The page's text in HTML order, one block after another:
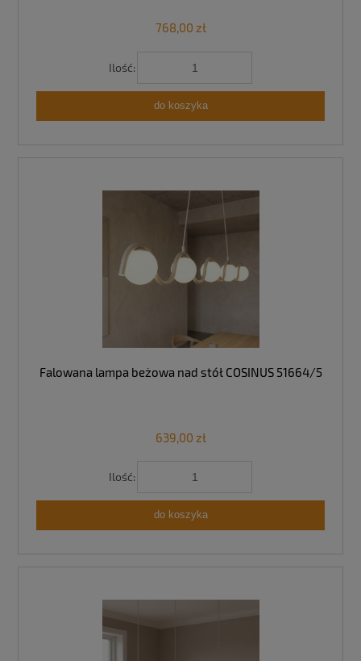
768,00 zł
Ilość:
do koszyka
Falowana lampa beżowa nad stół COSINUS 51664/5
639,00 zł
Ilość:
do koszyka